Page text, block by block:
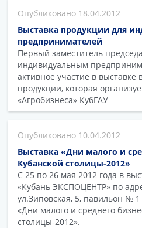
18.04.2012
Выставка продукции для
предпринимателей
Первый заместитель
индивидуальным
активное участие в выставке
продукции, которая
«Агробизнеса» КубГАУ
10.04.2012
Выставка «Дни малого и
Кубанской столицы-2012»
С 25 по 26 мая 2012 года в
«Кубань ЭКСПОЦЕНТР» по
ул.Зиповская, 5, павильон №
«Дни малого и среднего
столицы-2012».